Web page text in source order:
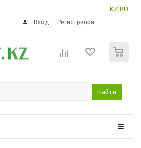
KZ RU
Вход Регистрация
Найти